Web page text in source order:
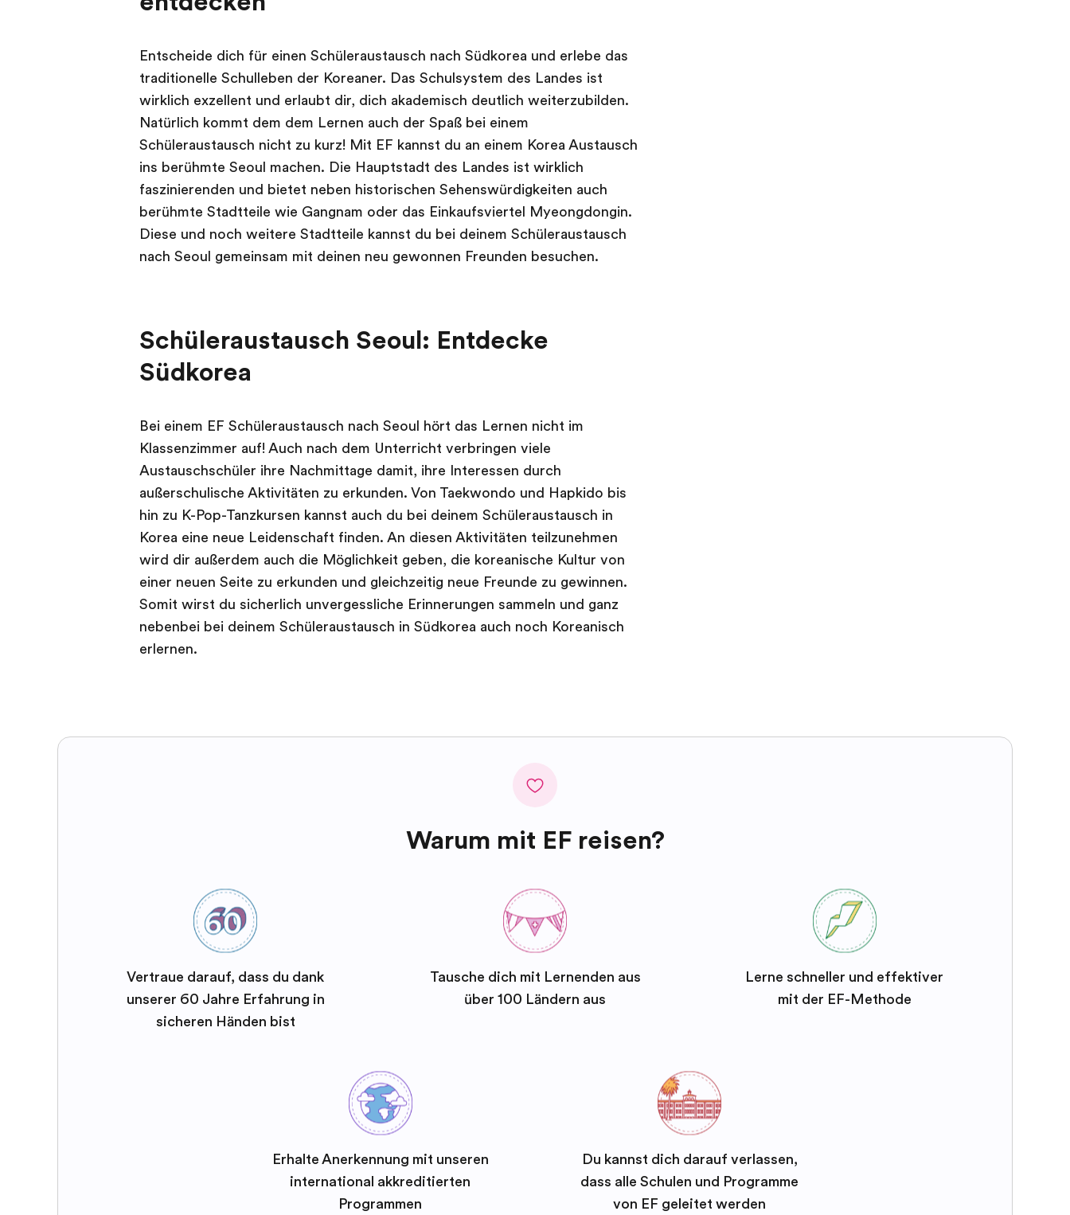
Entscheide dich für einen Schüleraustausch nach Südkorea und erlebe das
traditionelle Schulleben der Koreaner. Das Schulsystem des Landes ist
wirklich exzellent und erlaubt dir, dich akademisch deutlich weiterzubilden.
Natürlich kommt dem dem Lernen auch der Spaß bei einem
Schüleraustausch nicht zu kurz! Mit EF kannst du an einem Korea Austausch
ins berühmte Seoul machen. Die Hauptstadt des Landes ist wirklich
faszinierenden und bietet neben historischen Sehenswürdigkeiten auch
berühmte Stadtteile wie Gangnam oder das Einkaufsviertel Myeongdongin.
Diese und noch weitere Stadtteile kannst du bei deinem Schüleraustausch
nach Seoul gemeinsam mit deinen neu gewonnen Freunden besuchen.
Schüleraustausch Seoul: Entdecke
Südkorea
Bei einem EF Schüleraustausch nach Seoul hört das Lernen nicht im
Klassenzimmer auf! Auch nach dem Unterricht verbringen viele
Austauschschüler ihre Nachmittage damit, ihre Interessen durch
außerschulische Aktivitäten zu erkunden. Von Taekwondo und Hapkido bis
hin zu K-Pop-Tanzkursen kannst auch du bei deinem Schüleraustausch in
Korea eine neue Leidenschaft finden. An diesen Aktivitäten teilzunehmen
wird dir außerdem auch die Möglichkeit geben, die koreanische Kultur von
einer neuen Seite zu erkunden und gleichzeitig neue Freunde zu gewinnen.
Somit wirst du sicherlich unvergessliche Erinnerungen sammeln und ganz
nebenbei bei deinem Schüleraustausch in Südkorea auch noch Koreanisch
erlernen.
Warum mit EF reisen?
Vertraue darauf, dass du dank
unserer 60 Jahre Erfahrung in
sicheren Händen bist
Tausche dich mit Lernenden aus
über 100 Ländern aus
Lerne schneller und effektiver
mit der EF-Methode
Erhalte Anerkennung mit unseren
international akkreditierten
Programmen
Du kannst dich darauf verlassen,
dass alle Schulen und Programme
von EF geleitet werden